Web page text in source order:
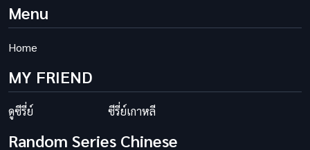
Menu
Home
MY FRIEND
ดูซีรี่ย์ ซีรี่ย์เกาหลี
Random Series Chinese